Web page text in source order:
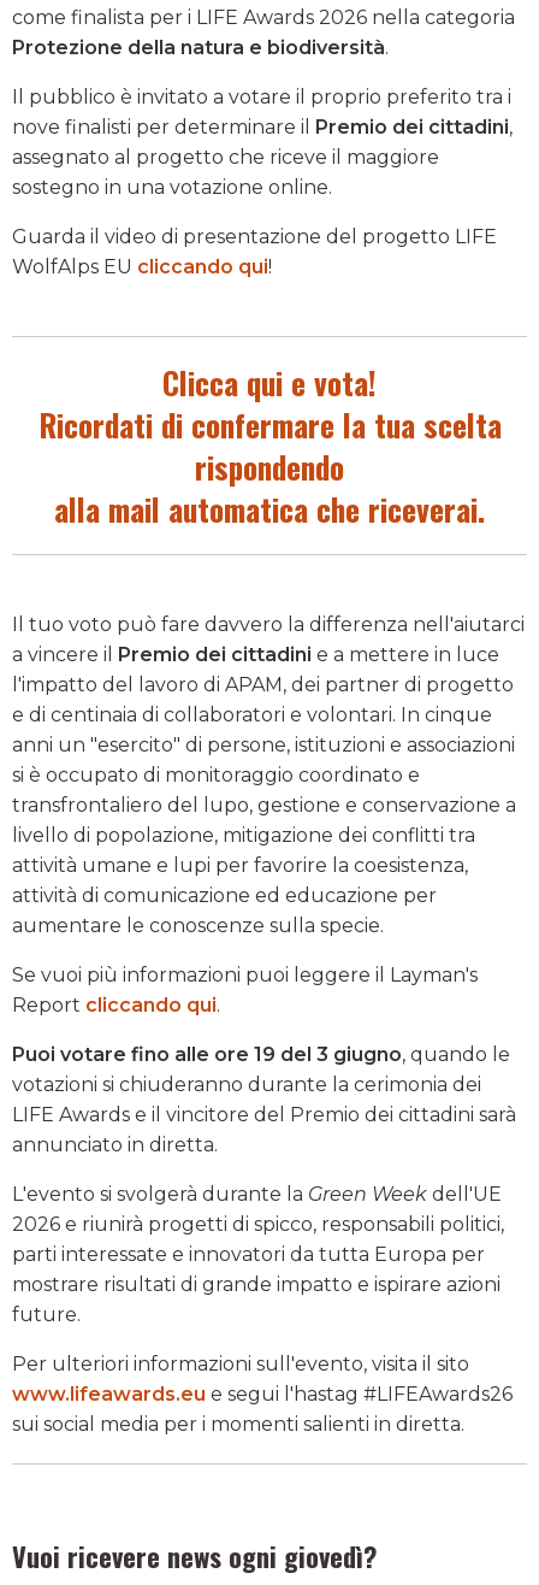
come finalista per i LIFE Awards 2026 nella categoria
Protezione della natura e biodiversità.
Il pubblico è invitato a votare il proprio preferito tra i
nove finalisti per determinare il Premio dei cittadini,
assegnato al progetto che riceve il maggiore
sostegno in una votazione online.
Guarda il video di presentazione del progetto LIFE
WolfAlps EU cliccando qui!
Clicca qui e vota!
Ricordati di confermare la tua scelta
rispondendo
alla mail automatica che riceverai.
Il tuo voto può fare davvero la differenza nell'aiutarci
a vincere il Premio dei cittadini e a mettere in luce
l'impatto del lavoro di APAM, dei partner di progetto
e di centinaia di collaboratori e volontari. In cinque
anni un "esercito" di persone, istituzioni e associazioni
si è occupato di monitoraggio coordinato e
transfrontaliero del lupo, gestione e conservazione a
livello di popolazione, mitigazione dei conflitti tra
attività umane e lupi per favorire la coesistenza,
attività di comunicazione ed educazione per
aumentare le conoscenze sulla specie.
Se vuoi più informazioni puoi leggere il Layman's
Report cliccando qui.
Puoi votare fino alle ore 19 del 3 giugno, quando le
votazioni si chiuderanno durante la cerimonia dei
LIFE Awards e il vincitore del Premio dei cittadini sarà
annunciato in diretta.
L'evento si svolgerà durante la Green Week dell'UE
2026 e riunirà progetti di spicco, responsabili politici,
parti interessate e innovatori da tutta Europa per
mostrare risultati di grande impatto e ispirare azioni
future.
Per ulteriori informazioni sull'evento, visita il sito
www.lifeawards.eu e segui l'hastag #LIFEAwards26
sui social media per i momenti salienti in diretta.
Vuoi ricevere news ogni giovedì?